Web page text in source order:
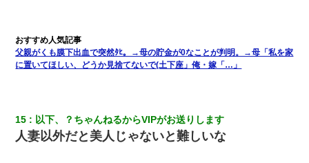
彼氏の家に泊まる事になり、ゲームで盛り上がってさぁ寝よう！
と電気を消すとミシッって音が…彼「ちょっと待ってて」→勢い
よくドアを開けるとなんと…
父親がくも膜下出血で突然ﾀﾋ。→母の貯金が0なことが判明。→母「私を家
に置いてほしい、どうか見捨てないで(土下座」俺・嫁「…」
15 以下、？ちゃんねるからVIPがお送りします
人妻以外だと美人じゃないと難しいな